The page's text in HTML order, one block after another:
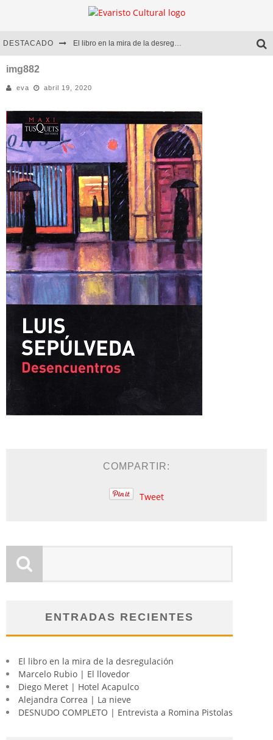
DESTACADO El libro en la mira de la desregulación
Diego Meret | Hotel Acapulco
img882
eva abril 19, 2020
COMPARTIR:
Tweet
ENTRADAS RECIENTES
El libro en la mira de la desregulación
Marcelo Rubio | El llovedor
Diego Meret | Hotel Acapulco
Alejandra Correa | La nieve
DESNUDO COMPLETO | Entrevista a Romina Pistolas